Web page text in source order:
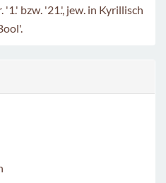
bzw. '21.', jew. in Kyrillisch